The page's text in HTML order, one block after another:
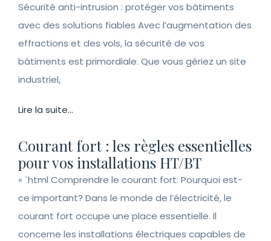
Sécurité anti-intrusion : protéger vos bâtiments
avec des solutions fiables Avec l’augmentation des
effractions et des vols, la sécurité de vos
bâtiments est primordiale. Que vous gériez un site
industriel,
Lire la suite...
Courant fort : les règles essentielles
pour vos installations HT/BT
« `html Comprendre le courant fort: Pourquoi est-
ce important? Dans le monde de l’électricité, le
courant fort occupe une place essentielle. Il
concerne les installations électriques capables de